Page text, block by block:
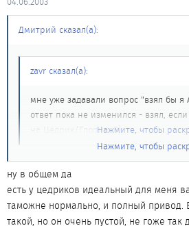
Дмитрий сказал(а):
zavr сказал(а):
мне уже задавали вопрос "взял бы я
ответ пока не изменился - взял,
на Цедрик/Глорию 8)Нажмите, чтобы
http://www.auto-nsk.ru/zs0fbar0.html
http://www.auto-nsk.ru/zsxueu4f.html
Нажмите, чтобы
ну в общем да
есть у цедриков идеальный для меня
таможне нормально, и полный привод.
такой, но он очень пустой, не гоже